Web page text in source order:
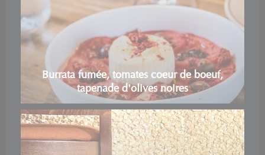
Burrata fumée, tomates coeur de boeuf,
tapenade d'olives noires